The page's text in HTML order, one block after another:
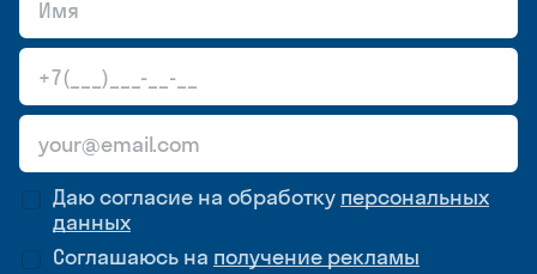
Даю согласие на обработку персональных
данных
Соглашаюсь на получение рекламы